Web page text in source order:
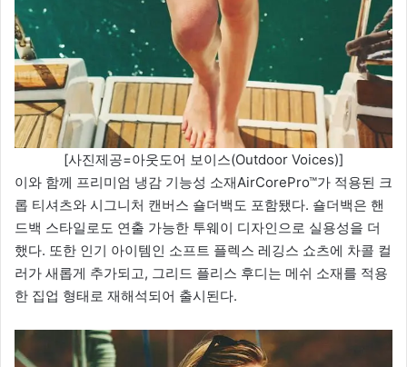
[사진제공=아웃도어 보이스(Outdoor Voices)]
이와 함께 프리미엄 냉감 기능성 소재AirCorePro™가 적용된 크
롭 티셔츠와 시그니처 캔버스 숄더백도 포함됐다. 숄더백은 핸
드백 스타일로도 연출 가능한 투웨이 디자인으로 실용성을 더
했다. 또한 인기 아이템인 소프트 플렉스 레깅스 쇼츠에 차콜 컬
러가 새롭게 추가되고, 그리드 플리스 후디는 메쉬 소재를 적용
한 집업 형태로 재해석되어 출시된다.